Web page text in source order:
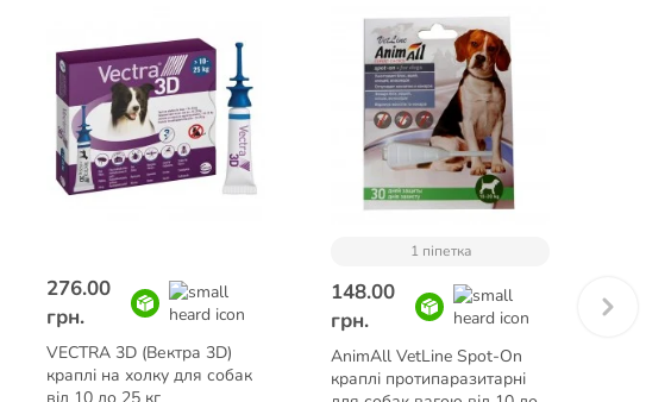
276.00
грн.
VECTRA 3D (Вектра 3D)
краплі на холку для собак
1 піпетка
148.00
грн.
AnimAll VetLine Spot-On
краплі протипаразитарні